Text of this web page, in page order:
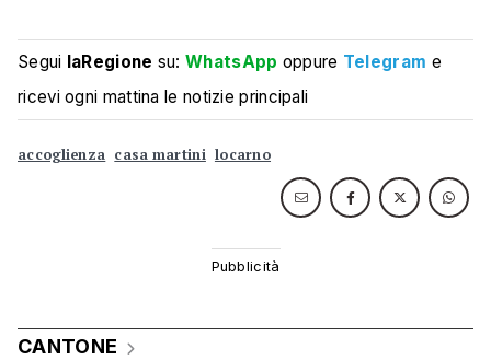
Segui laRegione su:WhatsApp oppure Telegram e
ricevi ogni mattina le notizie principali
accoglienza casa martini locarno
CANTONE